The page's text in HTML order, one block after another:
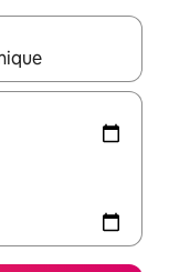
je een keuze